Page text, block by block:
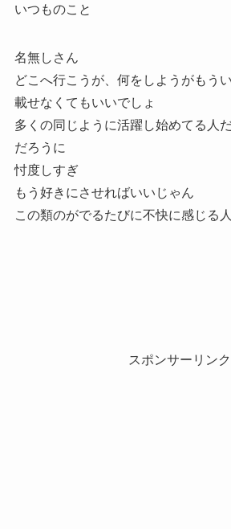
いつものこと
名無しさん
どこへ行こうが、何をしようがもう
載せなくてもいいでしょ
多くの同じように活躍し始めてる人
だろうに
忖度しすぎ
もう好きにさせればいいじゃん
この類のがでるたびに不快に感じる
スポンサーリンク